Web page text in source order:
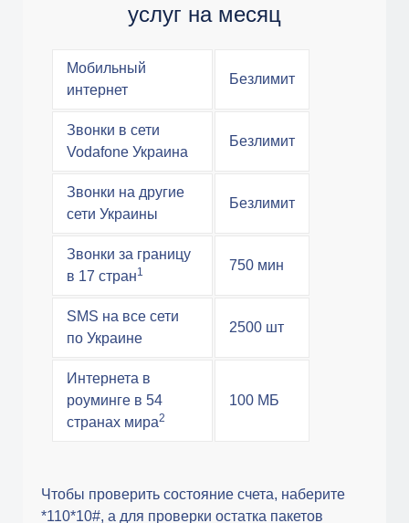
услуг на месяц
Мобильный
интернет
Безлимит
Звонки в сети
Vodafone Украина
Безлимит
Звонки на другие
сети Украины
Безлимит
Звонки за границу
в 17 стран1 750 мин
SMS на все сети
по Украине
2500 шт
Интернета в
роуминге в 54
странах мира2
100 МБ
Чтобы проверить состояние счета, наберите
*110*10#, а для проверки остатка пакетов